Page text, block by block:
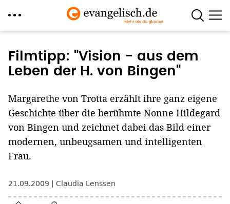
zum
Inhalt
Filmtipp: "Vision - aus dem
Leben der H. von Bingen"
Margarethe von Trotta erzählt ihre ganz eigene
Geschichte über die berühmte Nonne Hildegard
von Bingen und zeichnet dabei das Bild einer
modernen, unbeugsamen und intelligenten
Frau.
21.09.2009 Claudia Lenssen